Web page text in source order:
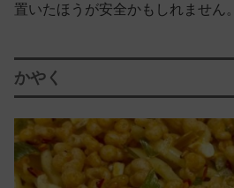
置いたほうが安全かもしれません。
かやく